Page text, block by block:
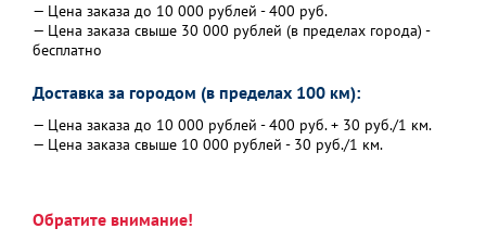
— Цена заказа до 10 000 рублей - 400 руб.
— Цена заказа свыше 30 000 рублей (в пределах города) -
бесплатно
Доставка за городом (в пределах 100 км):
— Цена заказа до 10 000 рублей - 400 руб. + 30 руб./1 км.
— Цена заказа свыше 10 000 рублей - 30 руб./1 км.
Обратите внимание!